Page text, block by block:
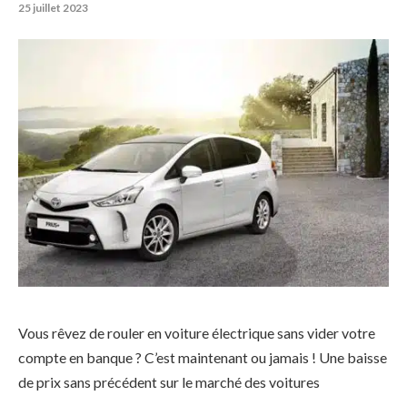
25 juillet 2023
Vous rêvez de rouler en voiture électrique sans vider votre
compte en banque ? C’est maintenant ou jamais ! Une baisse
de prix sans précédent sur le marché des voitures